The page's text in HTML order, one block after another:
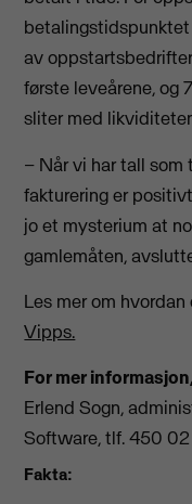
av
første leveårene, og
sliter med
– Når vi har tall
fakturering er
jo et mysterium at
gamlemåten,
Les mer om
Vipps.
For mer
Erlend Sogn,
Software, tlf. 450
Fakta: